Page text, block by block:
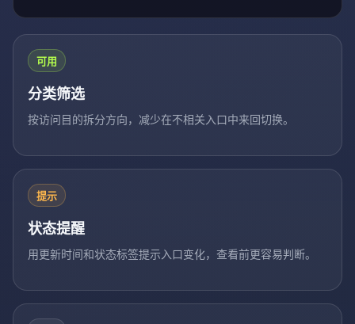
可用
分类筛选
按访问目的拆分方向，减少在不相关入口中来回切换。
提示
状态提醒
用更新时间和状态标签提示入口变化，查看前更容易判断。